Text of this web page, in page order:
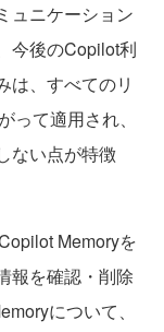
ュニケーション
今後のCopilot利
は、すべてのリ
て適用され、
ない点が特徴
Memoryを
報を確認・削除
について、